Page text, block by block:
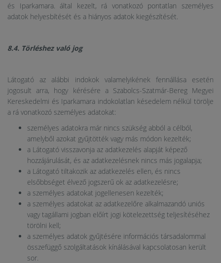
és Iparkamara. által kezelt, rá vonatkozó pontatlan személyes
adatok helyesbítését és a hiányos adatok kiegészítését.
8.4. Törléshez való jog
Látogató az alábbi indokok valamelyikének fennállása esetén
jogosult arra, hogy kérésére a Szabolcs-Szatmár-Bereg Megyei
Kereskedelmi és Iparkamara indokolatlan késedelem nélkül törölje
a rá vonatkozó személyes adatokat:
személyes adatokra már nincs szükség abból a célból,
amelyből azokat gyűjtötték vagy más módon kezelték;
a Látogató visszavonja az adatkezelés alapját képező
hozzájárulását, és az adatkezelésnek nincs más jogalapja;
a Látogató tiltakozik az adatkezelés ellen, és nincs
elsőbbséget élvező jogszerű ok az adatkezelésre;
a személyes adatokat jogellenesen kezelték;
a személyes adatokat az adatkezelőre alkalmazandó uniós
vagy tagállami jogban előírt jogi kötelezettség teljesítéséhez
törölni kell;
a személyes adatok gyűjtésére információs társadalommal
összefüggő szolgáltatások kínálásával kapcsolatosan került
sor.